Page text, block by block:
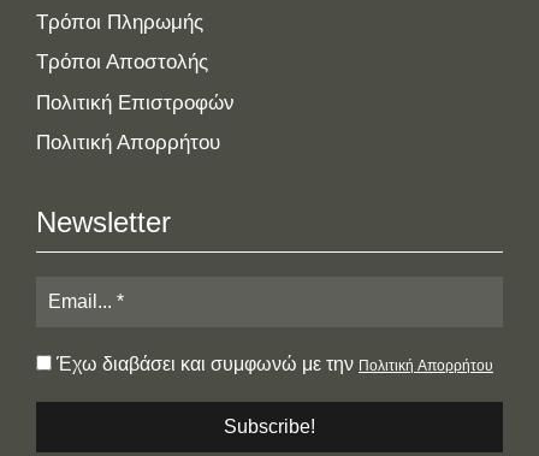
Τρόποι Πληρωμής
Τρόποι Αποστολής
Πολιτική Επιστροφών
Πολιτική Απορρήτου
Newsletter
Έχω διαβάσει και συμφωνώ με την Πολιτική Απορρήτου